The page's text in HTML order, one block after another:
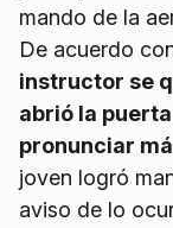
mando de la
De acuerdo
instructor se
abrió la
pronunciar
joven logró
aviso de lo